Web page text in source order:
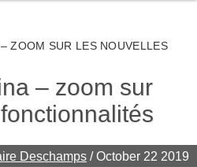
ZOOM SUR LES NOUVELLES
– zoom sur
Deschamps /October 22 2019